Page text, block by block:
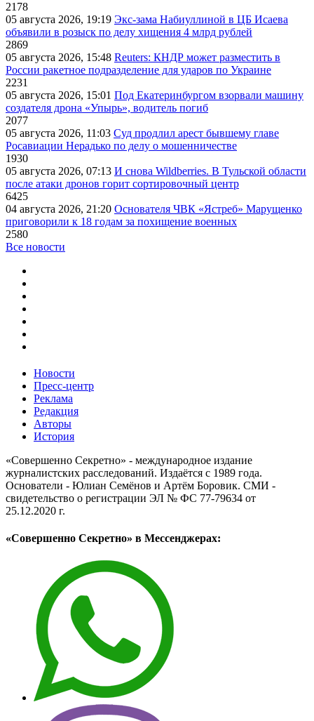
2178
05 августа 2026, 19:19 Экс-зама Набиуллиной в ЦБ Исаева
объявили в розыск по делу хищения 4 млрд рублей
2869
05 августа 2026, 15:48 Reuters: КНДР может разместить в
России ракетное подразделение для ударов по Украине
2231
05 августа 2026, 15:01 Под Екатеринбургом взорвали машину
создателя дрона «Упырь», водитель погиб
2077
05 августа 2026, 11:03 Суд продлил арест бывшему главе
Росавиации Нерадько по делу о мошенничестве
1930
05 августа 2026, 07:13 И снова Wildberries. В Тульской области
после атаки дронов горит сортировочный центр
6425
04 августа 2026, 21:20 Основателя ЧВК «Ястреб» Марущенко
приговорили к 18 годам за похищение военных
2580
Все новости
Новости
Пресс-центр
Реклама
Редакция
Авторы
История
«Совершенно Секретно» - международное издание
журналистских расследований. Издаётся с 1989 года.
Основатели - Юлиан Семёнов и Артём Боровик. CМИ -
свидетельство о регистрации ЭЛ № ФС 77-79634 от
25.12.2020 г.
«Совершенно Секретно» в Мессенджерах: